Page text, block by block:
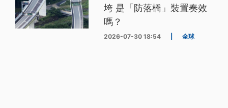
垮 是「防落橋」裝置奏效
嗎？
2026-07-30 18:54 全球